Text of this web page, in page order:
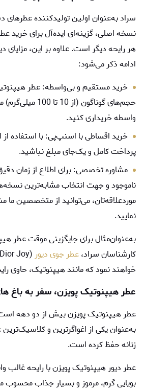
سراد به‌عنوان اولین تولیدکننده
نسخه اصلی، گزینه‌ای ایده‌آل برای خرید
هر رایحه دیگر است. علاوه‌ بر این، مزایای
ادامه ذکر می‌شود:
خرید مستقیم و بی‌واسطه: عطر
حجم‌های گوناگون (از
واسطه خریداری کنید.
خرید اقساطی با اسنپ‌پی: با استفاده از
پرداخت کامل و یک‌جای مبلغ نباشید.
مشاوره تخصصی: برای اطلاع از زمان
ناموجود و جهت انتخاب مشابه‌ترین
موردعلاقه‌تان، می‌توانید از متخصصین ما
نمایید.
به‌عنوان‌مثال برای جایگزینی موقت عطر
کارشناسان سراد،عطر جوی دیور
خواهند نمود که مانند هیپنوتیک، حاوی
عطر هیپنوتیک پویزن، سفر به باغ
عطر هیپنوتیک پویزن بیش از دو دهه است
به‌عنوان یکی از اغواگرترین و
زنانه حفظ کرده است.
عطر دیور هیپنوتیک پویزن با رایحه غالب
بویایی گرم، مرموز و بسیار جذاب